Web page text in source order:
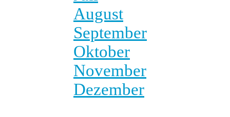
August
September
Oktober
November
Dezember